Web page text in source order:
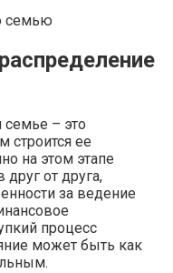
– это
строится ее
на этом этапе
от друга,
за ведение
процесс
может быть как